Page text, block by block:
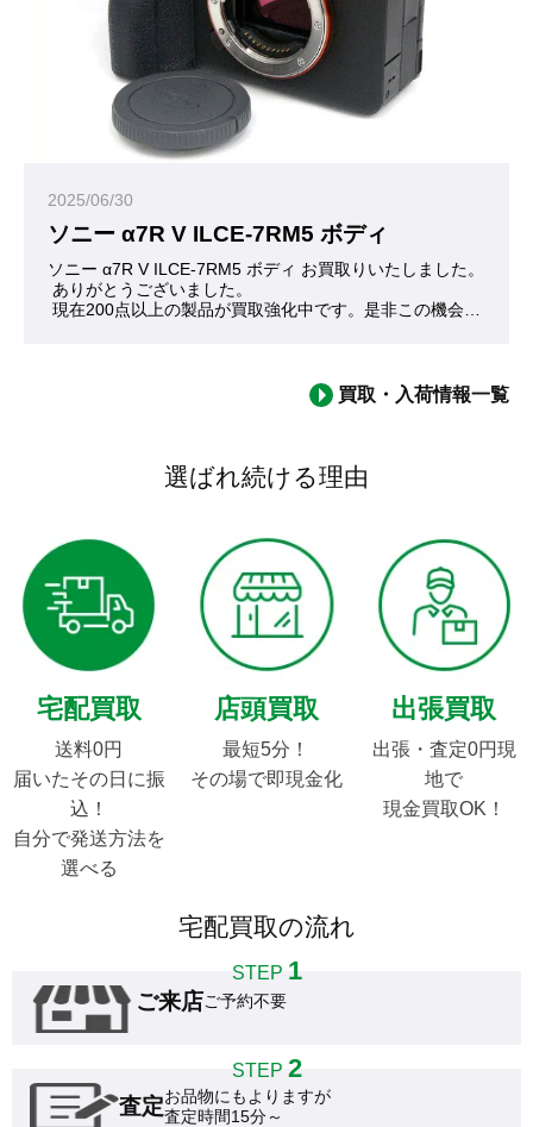
2025/06/30
ソニー α7R V ILCE-7RM5 ボディ
ソニー α7R V ILCE-7RM5 ボディ お買取りいたしました。
ありがとうございました。
現在200点以上の製品が買取強化中です。是非この機会にお問
買取・入荷情報一覧
選ばれ続ける理由
宅配買取
送料0円
届いたその日に振
込！
自分で発送方法を
選べる
店頭買取
最短5分！
その場で即現金化
出張買取
出張・査定0円現
地で
現金買取OK！
宅配買取の流れ
STEP 1
ご来店ご予約不要
STEP 2
査定お品物にもよりますが
査定時間15分～